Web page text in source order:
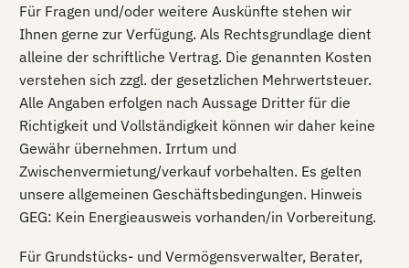
Für Fragen und/oder weitere Auskünfte stehen wir
Ihnen gerne zur Verfügung. Als Rechtsgrundlage dient
alleine der schriftliche Vertrag. Die genannten Kosten
verstehen sich zzgl. der gesetzlichen Mehrwertsteuer.
Alle Angaben erfolgen nach Aussage Dritter für die
Richtigkeit und Vollständigkeit können wir daher keine
Gewähr übernehmen. Irrtum und
Zwischenvermietung/verkauf vorbehalten. Es gelten
unsere allgemeinen Geschäftsbedingungen. Hinweis
GEG: Kein Energieausweis vorhanden/in Vorbereitung.
Für Grundstücks- und Vermögensverwalter, Berater,